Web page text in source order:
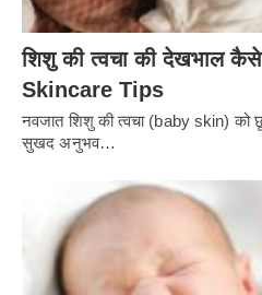
शिशु की त्वचा की देखभाल
Skincare Tips
नवजात शिशु की त्वचा (baby skin) को
सुखद अनुभव…